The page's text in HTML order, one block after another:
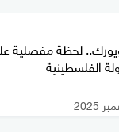
لحظة مفصلية
الفلسطينية